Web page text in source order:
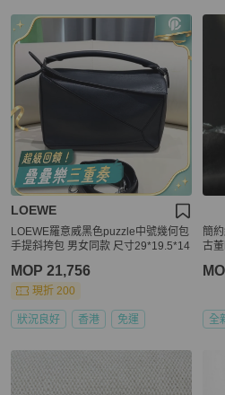
LOEWE
LOEWE羅意威黑色puzzle中號幾何包
手提斜挎包 男女同款 尺寸29*19.5*14
MOP 21,756
現折 200
狀況良好 香港 免運
簡
古
全